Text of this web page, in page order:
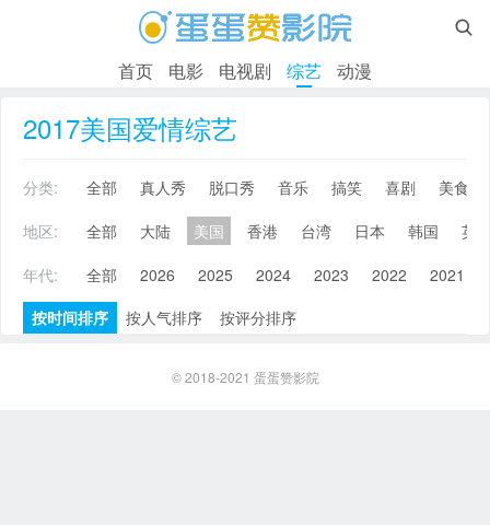

首页 电影 电视剧 综艺 动漫
2017美国爱情综艺
分类: 全部 真人秀 脱口秀 音乐 搞笑 喜剧
美食
地区:
全部 大陆 美国 香港 台湾 日本 韩国
英
年代:
全部 2026 2025 2024 2023 2022 2021
按时间排序
按人气排序 按评分排序
© 2018-2021 蛋蛋赞影院